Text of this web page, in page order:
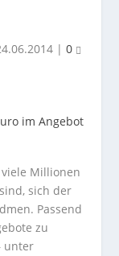
| 0
Millionen
sich der
Passend
zu
unter